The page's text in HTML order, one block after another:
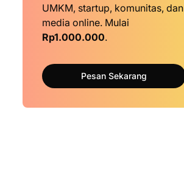
UMKM, startup, komunitas, dan
media online. Mulai
Rp1.000.000.
Pesan Sekarang